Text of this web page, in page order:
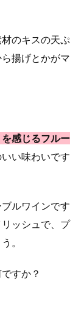
のキスの天ぷ
揚げとかがマ
感じるフルー
い味わいです
ルワインです
ッシュで、プ
。
すか？